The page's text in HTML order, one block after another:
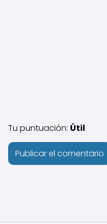
Tu puntuación: Útil